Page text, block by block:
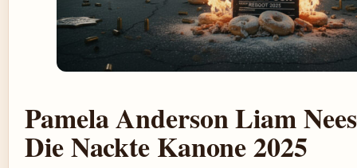
Pamela Anderson Liam
Die Nackte Kanone 2025